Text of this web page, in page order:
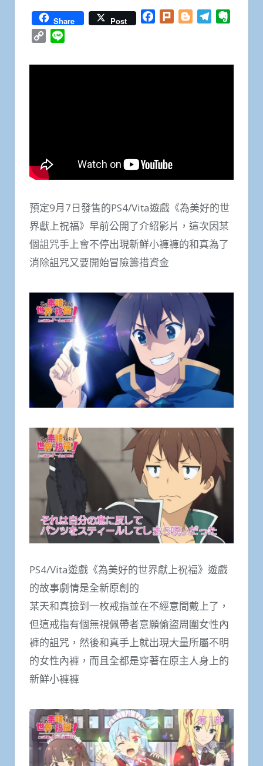
Share Post Facebook
Plurk BloggerTelegram
Copy
預定9月7日發售的PS4/Vita遊戲《為美好的世
界獻上祝福》早前公開了介紹影片，這次因某
個詛咒手上會不停出現新鮮小褲褲的和真為了
消除詛咒又要開始冒險籌措資金
PS4/Vita遊戲《為美好的世界獻上祝福》遊戲
的故事劇情是全新原創的
某天和真撿到一枚戒指並在不經意間戴上了，
但這戒指有個無視佩帶者意願偷盜周圍女性內
褲的詛咒，然後和真手上就出現大量所屬不明
的女性內褲，而且全都是穿著在原主人身上的
新鮮小褲褲